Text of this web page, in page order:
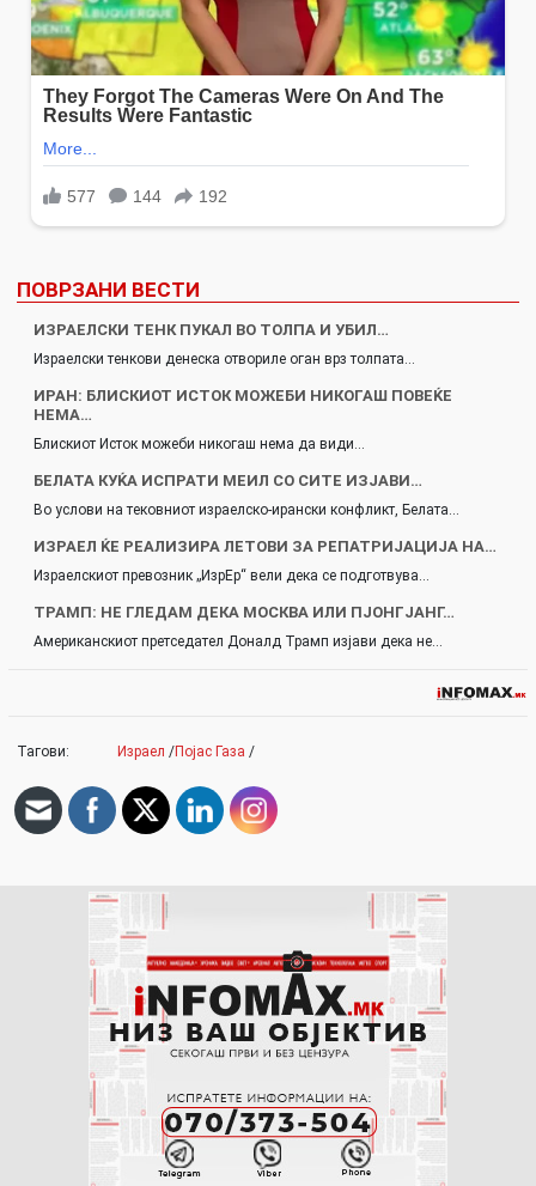
ПОВРЗАНИ ВЕСТИ
ИЗРАЕЛСКИ ТЕНК ПУКАЛ ВО ТОЛПА И УБИЛ…
Израелски тенкови денеска отвориле оган врз толпата…
ИРАН: БЛИСКИОТ ИСТОК МОЖЕБИ НИКОГАШ ПОВЕЌЕ
НЕМА…
Блискиот Исток можеби никогаш нема да види…
БЕЛАТА КУЌА ИСПРАТИ МЕИЛ СО СИТЕ ИЗЈАВИ…
Во услови на тековниот израелско-ирански конфликт, Белата…
ИЗРАЕЛ ЌЕ РЕАЛИЗИРА ЛЕТОВИ ЗА РЕПАТРИЈАЦИЈА НА…
Израелскиот превозник „ИзрЕр“ вели дека се подготвува…
ТРАМП: НЕ ГЛЕДАМ ДЕКА МОСКВА ИЛИ ПЈОНГЈАНГ…
Американскиот претседател Доналд Трамп изјави дека не…
Тагови: Израел /Појас Газа /